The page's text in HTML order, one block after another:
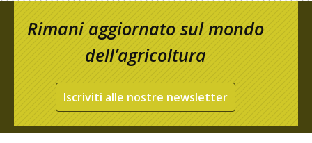
Rimani aggiornato sul mondo
dell’agricoltura
Iscriviti alle nostre newsletter